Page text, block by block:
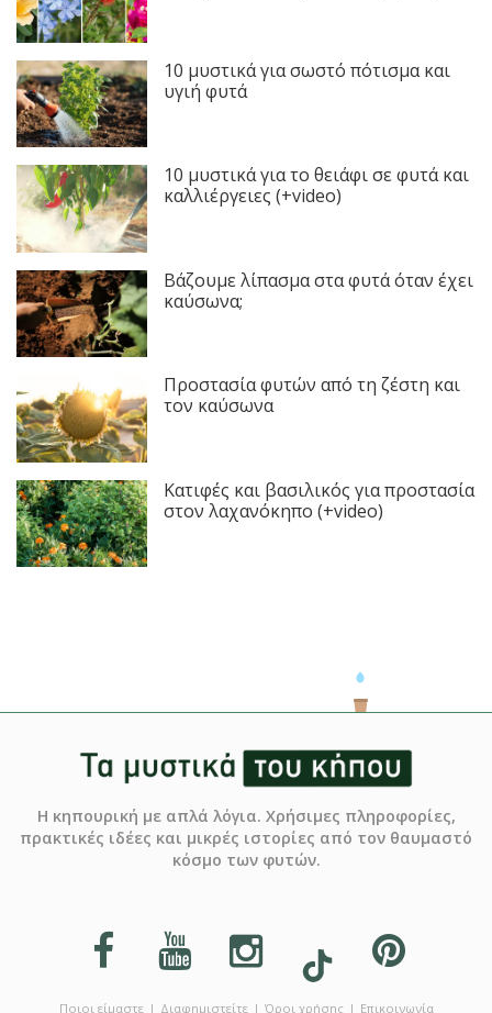
10 μυστικά για σωστό πότισμα και
υγιή φυτά
10 μυστικά για το θειάφι σε φυτά και
καλλιέργειες (+video)
Βάζουμε λίπασμα στα φυτά όταν έχει
καύσωνα;
Προστασία φυτών από τη ζέστη και
τον καύσωνα
Κατιφές και βασιλικός για προστασία
στον λαχανόκηπο (+video)
Η κηπουρική με απλά λόγια. Χρήσιμες πληροφορίες,
πρακτικές ιδέες και μικρές ιστορίες από τον θαυμαστό
κόσμο των φυτών.
Ποιοι είμαστε Διαφημιστείτε Όροι χρήσης Επικοινωνία